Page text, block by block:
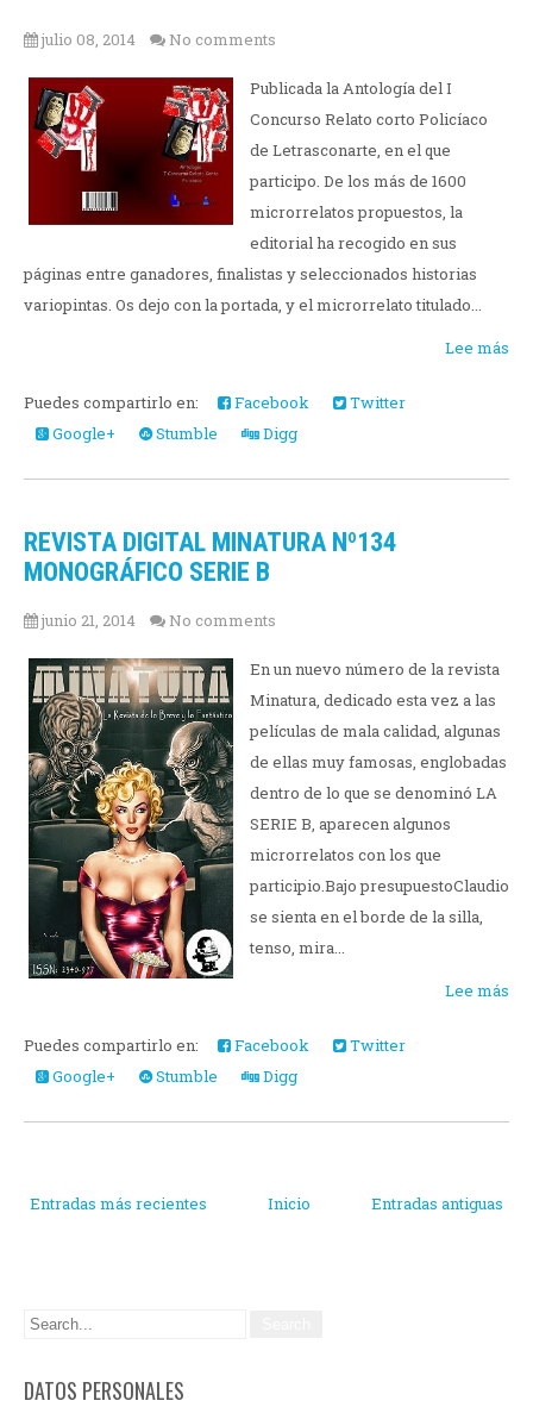
julio 08, 2014 No comments
Publicada la Antología del I
Concurso Relato corto Policíaco
de Letrasconarte, en el que
participo. De los más de 1600
microrrelatos propuestos, la
editorial ha recogido en sus
páginas entre ganadores, finalistas y seleccionados historias
variopintas. Os dejo con la portada, y el microrrelato titulado...
Lee más
Puedes compartirlo en: Facebook
Twitter
Google+
Stumble Digg
REVISTA DIGITAL MINATURA Nº134
MONOGRÁFICO SERIE B
junio 21, 2014 No comments
En un nuevo número de la revista
Minatura, dedicado esta vez a las
películas de mala calidad, algunas
de ellas muy famosas, englobadas
dentro de lo que se denominó LA
SERIE B, aparecen algunos
microrrelatos con los que
participio.Bajo presupuestoClaudio
se sienta en el borde de la silla,
tenso, mira...
Lee más
Puedes compartirlo en: Facebook
Twitter
Google+
Stumble Digg
Entradas más recientes Entradas antiguas
Inicio
DATOS PERSONALES